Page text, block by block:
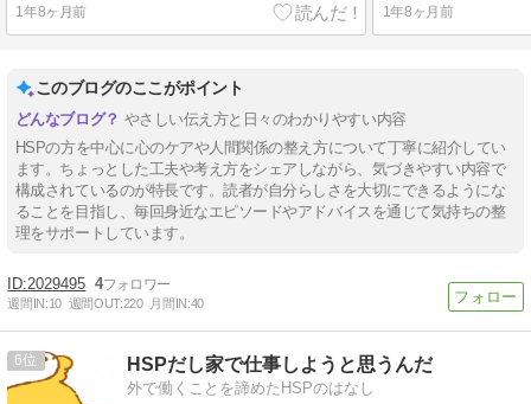
1年8ヶ月前 1年8ヶ月前
このブログのここがポイント
やさしい伝え方と日々のわかりやすい内容
HSPの方を中心に心のケアや人間関係の整え方について丁寧に紹介してい
ます。ちょっとした工夫や考え方をシェアしながら、気づきやすい内容で
構成されているのが特長です。読者が自分らしさを大切にできるようにな
ることを目指し、毎回身近なエピソードやアドバイスを通じて気持ちの整
理をサポートしています。
2029495 4
週間IN:10 週間OUT:220 月間IN:40
6 HSPだし家で仕事しようと思うんだ
外で働くことを諦めたHSPのはなし